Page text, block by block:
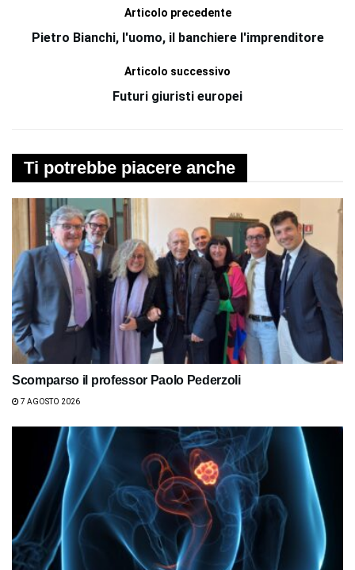
Articolo precedente
Pietro Bianchi, l'uomo, il banchiere l'imprenditore
Articolo successivo
Futuri giuristi europei
Ti potrebbe piacere anche
Scomparso il professor Paolo Pederzoli
7 AGOSTO 2026